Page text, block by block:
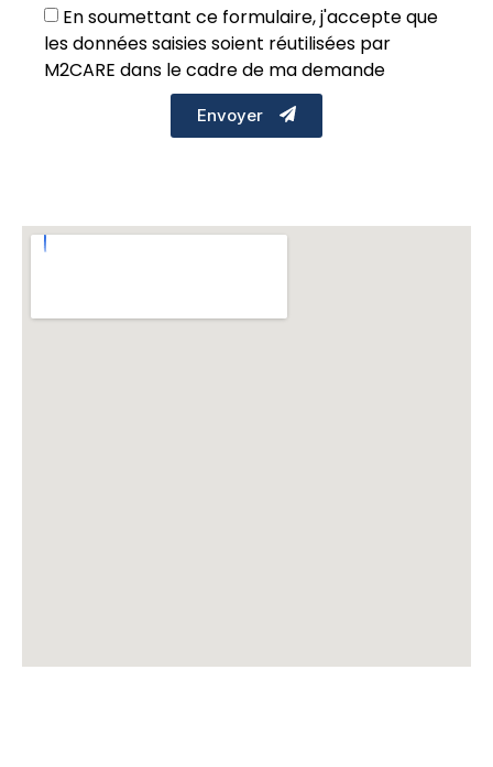
En soumettant ce formulaire, j'accepte que
les données saisies soient réutilisées par
M2CARE dans le cadre de ma demande
Envoyer